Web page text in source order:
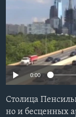
Learning English
СОЦИАЛЬНЫЕ СЕТИ
No
0:00
Столица
но и бесценных